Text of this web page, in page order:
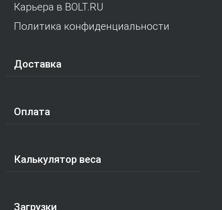
Карьера в BOLT.RU
Политика конфиденциальности
Доставка
Оплата
Калькулятор веса
Загрузки